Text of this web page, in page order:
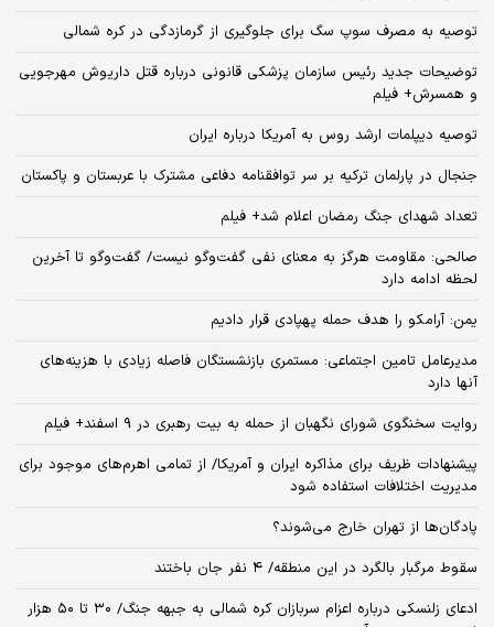
توصیه به مصرف سوپ سگ برای جلوگیری از گرمازدگی در کره شمالی
توضیحات جدید رئیس سازمان پزشکی قانونی درباره قتل داریوش مهرجویی
و همسرش+ فیلم
توصیه دیپلمات ارشد روس به آمریکا درباره ایران
جنجال در پارلمان ترکیه بر سر توافقنامه دفاعی مشترک با عربستان و پاکستان
تعداد شهدای جنگ رمضان اعلام شد+ فیلم
صالحی: مقاومت هرگز به معنای نفی گفت‌وگو نیست/ گفت‌وگو تا آخرین
لحظه ادامه دارد
یمن: آرامکو را هدف حمله پهپادی قرار دادیم
مدیرعامل تامین اجتماعی: مستمری بازنشستگان فاصله زیادی با هزینه‌های
آنها دارد
روایت سخنگوی شورای نگهبان از حمله به بیت رهبری در ۹ اسفند+ فیلم
پیشنهادات ظریف برای مذاکره ایران و آمریکا/ از تمامی اهرم‌های موجود برای
مدیریت اختلافات استفاده شود
پادگان‌ها از تهران خارج می‌شوند؟
سقوط مرگبار بالگرد در این منطقه/ ۴ نفر جان باختند
ادعای زلنسکی درباره اعزام سربازان کره شمالی به جبهه جنگ/ ۳۰ تا ۵۰ هزار